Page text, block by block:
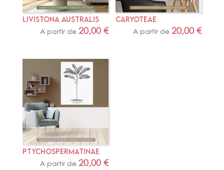
LIVISTONA AUSTRALIS
A partir de 20,00 €
CARYOTEAE
A partir de20,00€
PTYCHOSPERMATINAE
A partir de 20,00 €